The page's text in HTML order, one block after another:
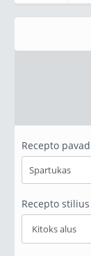
Recepto
Recepto stilius